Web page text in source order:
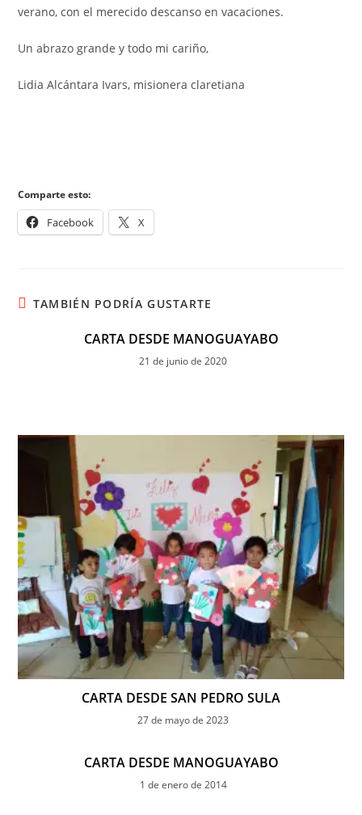
verano, con el merecido descanso en vacaciones.
Un abrazo grande y todo mi cariño,
Lidia Alcántara Ivars, misionera claretiana
Comparte esto:
Facebook X
TAMBIÉN PODRÍA GUSTARTE
CARTA DESDE MANOGUAYABO
21 de junio de 2020
CARTA DESDE SAN PEDRO SULA
27 de mayo de 2023
CARTA DESDE MANOGUAYABO
1 de enero de 2014